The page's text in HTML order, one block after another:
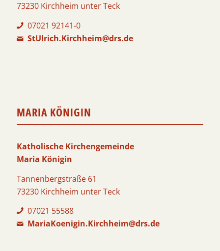
73230 Kirchheim unter Teck
07021 92141-0
StUlrich.Kirchheim@drs.de
MARIA KÖNIGIN
Katholische Kirchengemeinde
Maria Königin
Tannenbergstraße 61
73230 Kirchheim unter Teck
07021 55588
MariaKoenigin.Kirchheim@drs.de